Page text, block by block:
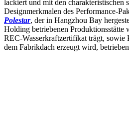
lackiert und mit den charakteristischen
Designmerkmalen des Performance-
Polestar, der in Hangzhou Bay
Holding betriebenen Produktionsstätte
REC-Wasserkraftzertifikat trägt, sowie
dem Fabrikdach erzeugt wird,